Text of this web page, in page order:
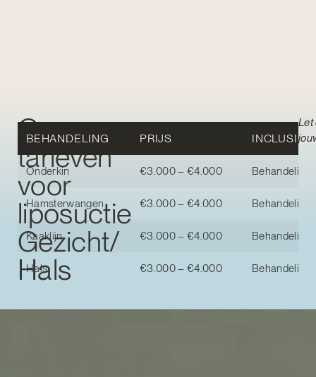
Onze
tarieven
voor
liposuctie
Gezicht/
Hals
BEHANDELING PRIJS INCLUSIEF
Onderkin €3.000 – €4.000
Hamsterwangen €3.000 – €4.000
Kaaklijn €3.000 – €4.000
Hals €3.000 – €4.000
Let